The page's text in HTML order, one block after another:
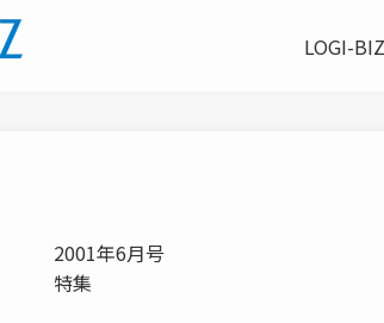
LOGI-
2001年6月号
特集